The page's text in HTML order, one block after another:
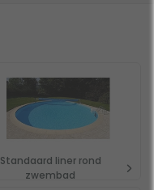
Standaard liner rond
zwembad